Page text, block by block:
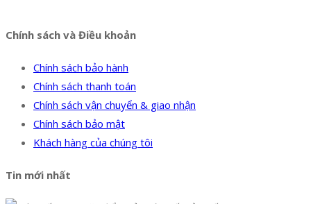
Chính sách và Điều khoản
Chính sách bảo hành
Chính sách thanh toán
Chính sách vận chuyển & giao nhận
Chính sách bảo mật
Khách hàng của chúng tôi
Tin mới nhất